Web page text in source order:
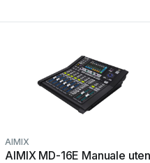
AIMIX
AIMIX MD-16E Manuale